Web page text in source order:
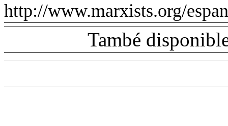
http://www.marxists.org/
També